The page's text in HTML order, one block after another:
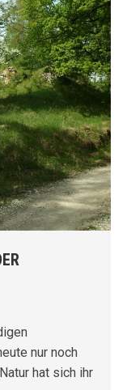
nur noch
hat sich ihr